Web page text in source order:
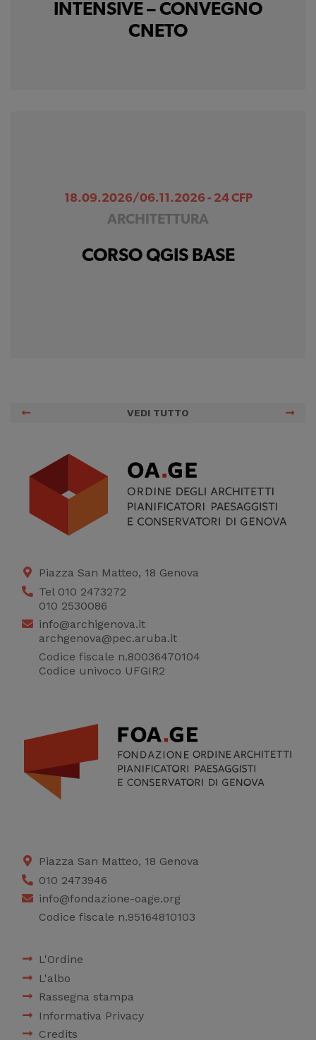
INTENSIVE – CONVEGNO
CNETO
18.09.2026/06.11.2026 - 24 CFP
ARCHITETTURA
CORSO QGIS BASE
VEDI TUTTO
Piazza San Matteo, 18 Genova
Tel 010 2473272
010 2530086
info@archigenova.it
archgenova@pec.aruba.it
Codice fiscale n.80036470104
Codice univoco UFGIR2
Piazza San Matteo, 18 Genova
010 2473946
info@fondazione-oage.org
Codice fiscale n.95164810103
L'Ordine
L'albo
Rassegna stampa
Informativa Privacy
Credits